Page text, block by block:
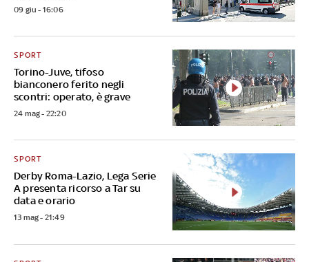
09 giu - 16:06
Torino-Juve, tifoso
bianconero ferito negli
scontri: operato, è grave
SPORT
24 mag - 22:20
Derby Roma-Lazio, Lega Serie
A presenta ricorso a Tar su
data e orario
SPORT
13 mag - 21:49